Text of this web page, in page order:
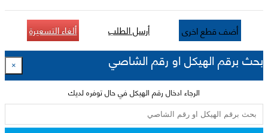
أضف قطع اخرى أرسل الطلب ألغاء التسعيرة
بحث برقم الهيكل او رقم الشاصي ×
الرجاء ادخال رقم الهيكل في حال توفره لديك